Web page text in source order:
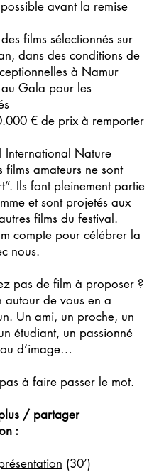
avant la remise
films sélectionnés sur
dans des conditions de
à Namur
au Gala pour les
€ de prix à remporter
International Nature
films amateurs ne sont
Ils font pleinement partie
et sont projetés aux
films du festival.
compte pour célébrer la
nous.
pas de film à proposer ?
autour de vous en a
Un ami, un proche, un
étudiant, un passionné
d’image…
à faire passer le mot.
/ partager
:
(30’)